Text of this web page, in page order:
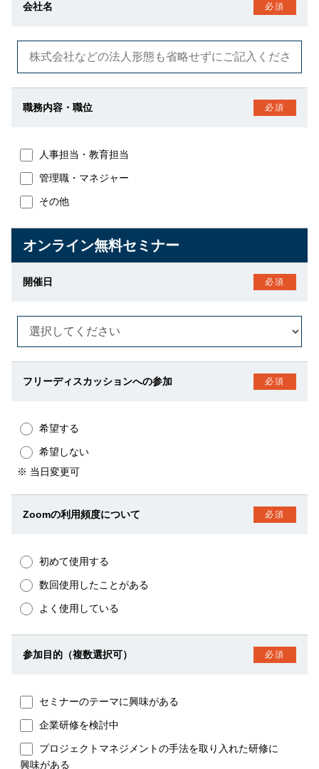
会社名 必須
職務内容・職位 必須
人事担当・教育担当
管理職・マネジャー
その他
オンライン無料セミナー
開催日 必須
フリーディスカッションへの参加 必須
希望する
希望しない
※ 当日変更可
Zoomの利用頻度について 必須
初めて使用する
数回使用したことがある
よく使用している
参加目的（複数選択可） 必須
セミナーのテーマに興味がある
企業研修を検討中
プロジェクトマネジメントの手法を取り入れた研修に
興味がある